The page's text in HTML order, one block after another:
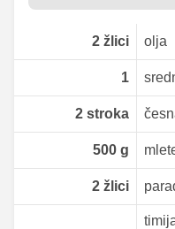
2žlici olja
1
2stroka
500g
2žlici